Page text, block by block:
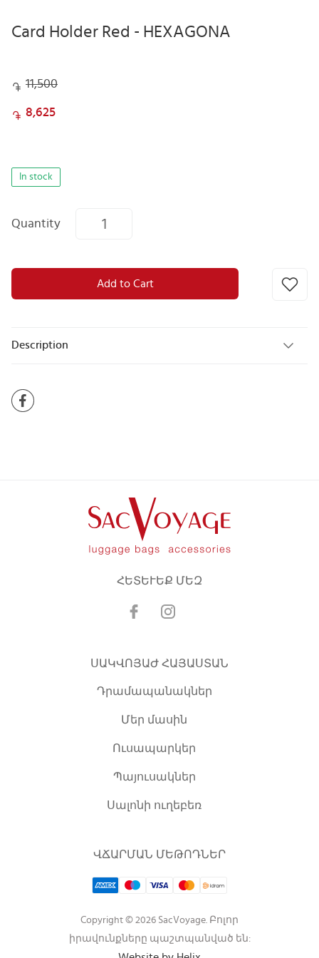
Card Holder Red - HEXAGONA
11,500
8,625
In stock
Quantity
Add to Cart
Description
ՀԵՏԵՒԵՔ ՄԵԶ
ՍԱԿՎՈՅԱԺ ՀԱՅԱՍՏԱՆ
Դրամապանակներ
Մեր մասին
Ուսապարկեր
Պայուսակներ
Սալոնի ուղեբեռ
ՎՃԱՐՄԱՆ ՄԵԹՈԴՆԵՐ
Copyright © 2026 SacVoyage. Բոլոր
իրավունքները պաշտպանված են: